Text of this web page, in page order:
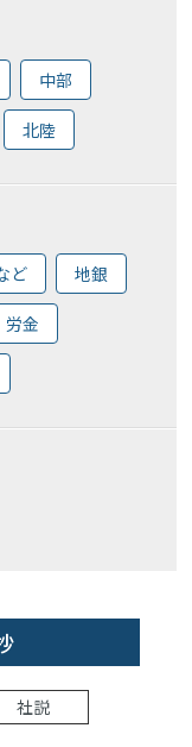
中部
北陸
ど 地銀
労金
社説